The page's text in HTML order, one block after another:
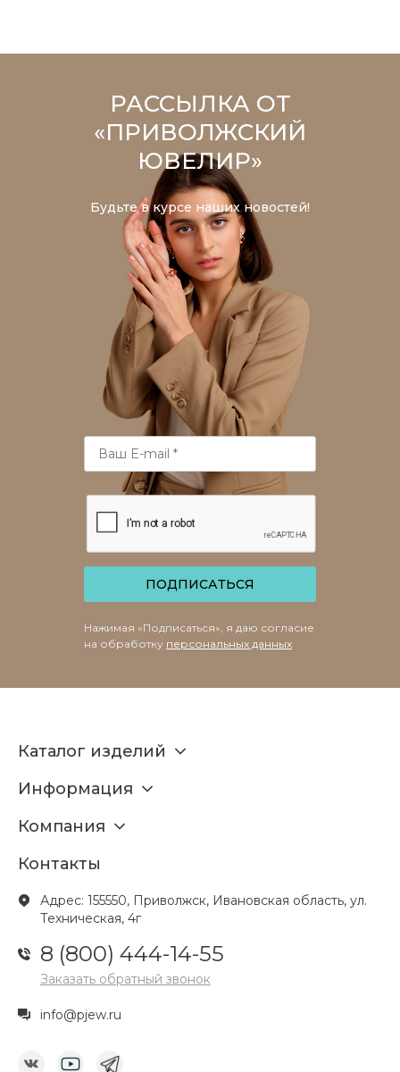
РАССЫЛКА ОТ
«ПРИВОЛЖСКИЙ
ЮВЕЛИР»
Будьте в курсе наших новостей!
ПОДПИСАТЬСЯ
Нажимая «Подписаться», я даю согласие
на обработку персональных данных
Каталог изделий
Информация
Компания
Контакты
Адрес: 155550, Приволжск, Ивановская область, ул.
Техническая, 4г
8 (800) 444-14-55
Заказать обратный звонок
info@pjew.ru